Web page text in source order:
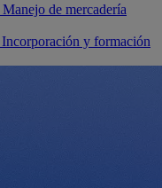
Manejo de mercadería
Incorporación y formación